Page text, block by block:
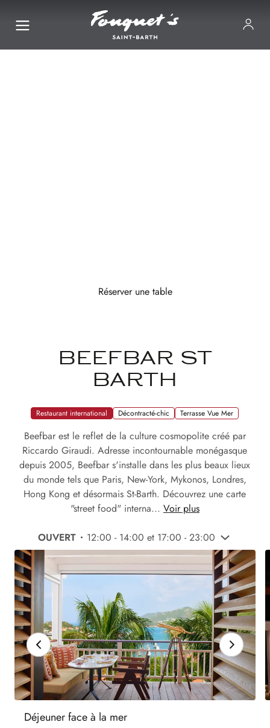
Réserver une table
BEEFBAR ST
BARTH
Restaurant international Décontracté-chic Terrasse Vue Mer
Beefbar est le reflet de la culture cosmopolite créé par
Riccardo Giraudi. Adresse incontournable monégasque
depuis 2005, Beefbar s'installe dans les plus beaux lieux
du monde tels que Paris, New-York, Mykonos, Londres,
Hong Kong et désormais St-Barth. Découvrez une carte
"street food" interna... Voir plus
OUVERT 12:00 - 14:00 et 17:00 - 23:00
Déjeuner face à la mer